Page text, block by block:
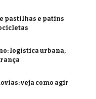
pastilhas e patins
logística urbana,
veja como agir